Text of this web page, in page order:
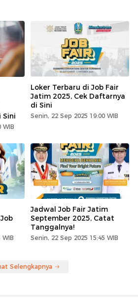
Sini
WIB
Loker Terbaru di Job Fair
Jatim 2025, Cek Daftarnya
di Sini
Senin, 22 Sep 2025 19:00 WIB
WIB
Jadwal Job Fair Jatim
September 2025, Catat
Tanggalnya!
Senin, 22 Sep 2025 15:45 WIB
Selengkapnya